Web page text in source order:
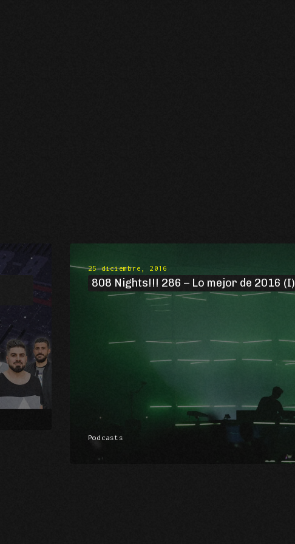
25 diciembre, 2016
808 Nights!!! 286 – Lo mejor de 2016 (I)
Podcasts